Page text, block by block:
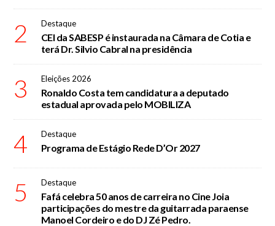
2 Destaque
CEI da SABESP é instaurada na Câmara de Cotia e
terá Dr. Silvio Cabral na presidência
3 Eleições 2026
Ronaldo Costa tem candidatura a deputado
estadual aprovada pelo MOBILIZA
4 Destaque
Programa de Estágio Rede D’Or 2027
5 Destaque
Fafá celebra 50 anos de carreira no Cine Joia
participações do mestre da guitarrada paraense
Manoel Cordeiro e do DJ Zé Pedro.